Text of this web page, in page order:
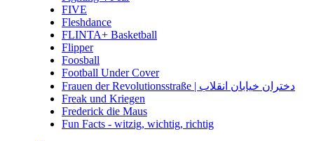
FIVE
Fleshdance
FLINTA+ Basketball
Flipper
Foosball
Football Under Cover
Frauen der Revolutionsstraße | دختران خیابان انقلاب
Freak und Kriegen
Frederick die Maus
Fun Facts - witzig, wichtig, richtig